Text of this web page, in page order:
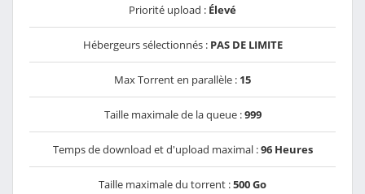
Priorité upload : Élevé
Hébergeurs sélectionnés : PAS DE LIMITE
Max Torrent en parallèle : 15
Taille maximale de la queue :999
Temps de download et d'upload maximal :96 Heures
Taille maximale du torrent :500 Go